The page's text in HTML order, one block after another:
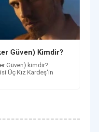
Güven) Kimdir?
Güven) kimdir?
Üç Kız Kardeş'in